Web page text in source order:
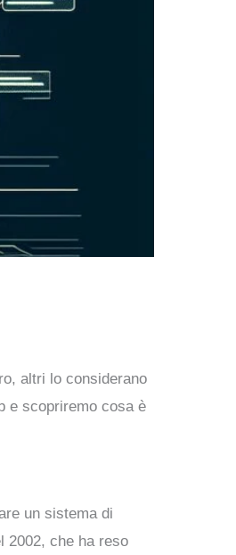
altri lo considerano
e scopriremo cosa è
un sistema di
2002, che ha reso